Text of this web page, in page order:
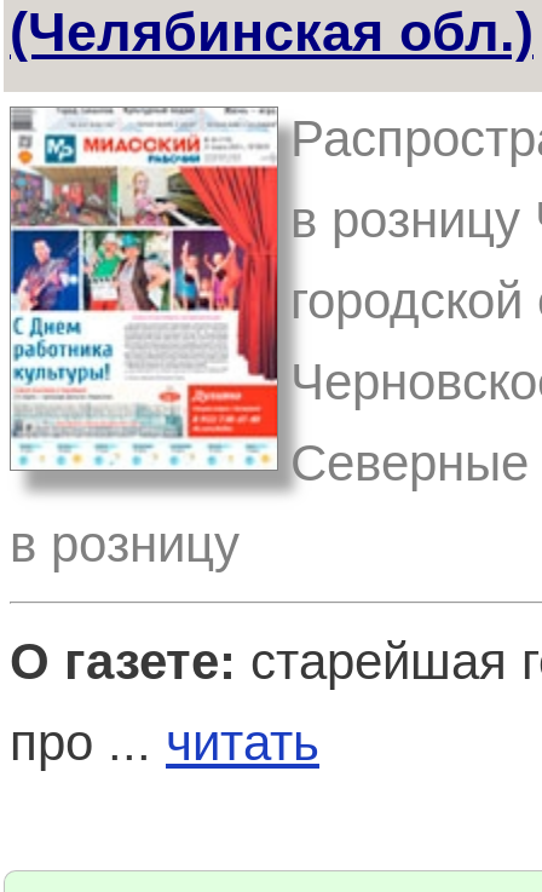
(Челябинская обл.)
в
Северные
в розницу
О газете: старейшая
про ... читать